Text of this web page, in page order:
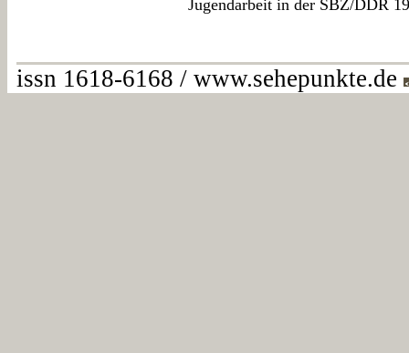
Jugendarbeit in der SBZ/DDR
issn 1618-6168 / www.sehepunkte.de